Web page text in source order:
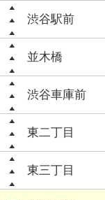
渋谷駅前
並木橋
渋谷車庫前
東二丁目
東三丁目